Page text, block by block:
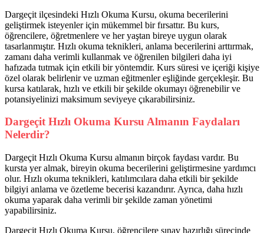
Dargeçit ilçesindeki Hızlı Okuma Kursu, okuma becerilerini
geliştirmek isteyenler için mükemmel bir fırsattır. Bu kurs,
öğrencilere, öğretmenlere ve her yaştan bireye uygun olarak
tasarlanmıştır. Hızlı okuma teknikleri, anlama becerilerini arttırmak,
zamanı daha verimli kullanmak ve öğrenilen bilgileri daha iyi
hafızada tutmak için etkili bir yöntemdir. Kurs süresi ve içeriği kişiye
özel olarak belirlenir ve uzman eğitmenler eşliğinde gerçekleşir. Bu
kursa katılarak, hızlı ve etkili bir şekilde okumayı öğrenebilir ve
potansiyelinizi maksimum seviyeye çıkarabilirsiniz.
Dargeçit Hızlı Okuma Kursu Almanın Faydaları
Nelerdir?
Dargeçit Hızlı Okuma Kursu almanın birçok faydası vardır. Bu
kursta yer almak, bireyin okuma becerilerini geliştirmesine yardımcı
olur. Hızlı okuma teknikleri, katılımcılara daha etkili bir şekilde
bilgiyi anlama ve özetleme becerisi kazandırır. Ayrıca, daha hızlı
okuma yaparak daha verimli bir şekilde zaman yönetimi
yapabilirsiniz.
Dargeçit Hızlı Okuma Kursu, öğrencilere sınav hazırlığı sürecinde